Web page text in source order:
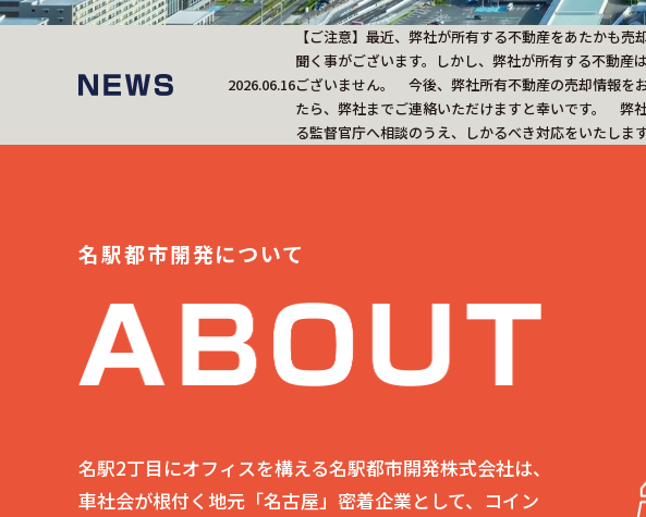
2026.06.16
【ご注意】最近、弊社が所有する不動産をあたかも
聞く事がございます。しかし、弊社が所有する不動
ございません。 今後、弊社所有不動産の売却情報を
たら、弊社までご連絡いただけますと幸いです。 弊
る監督官庁へ相談のうえ、しかるべき対応をいたします
名駅都市開発について
名駅2丁目にオフィスを構える名駅都市開発株式会社は、
車社会が根付く地元「名古屋」密着企業として、コイン